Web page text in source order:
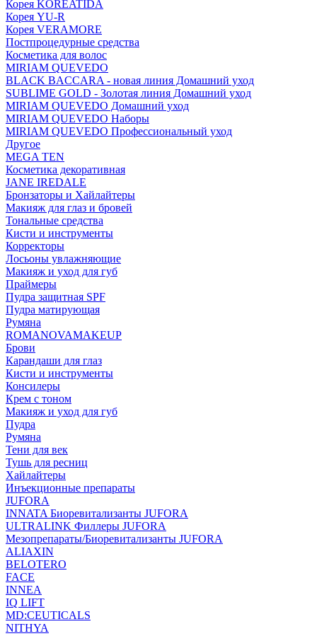
Корея KOREATIDA
Корея YU-R
Корея VERAMORE
Постпроцедурные средства
Косметика для волос
MIRIAM QUEVEDO
BLACK BACCARA - новая линия Домашний уход
SUBLIME GOLD - Золотая линия Домашний уход
MIRIAM QUEVEDO Домашний уход
MIRIAM QUEVEDO Наборы
MIRIAM QUEVEDO Профессиональный уход
Другое
MEGA TEN
Косметика декоративная
JANE IREDALE
Бронзаторы и Хайлайтеры
Макияж для глаз и бровей
Тональные средства
Кисти и инструменты
Корректоры
Лосьоны увлажняющие
Макияж и уход для губ
Праймеры
Пудра защитная SPF
Пудра матирующая
Румяна
ROMANOVAMAKEUP
Брови
Карандаши для глаз
Кисти и инструменты
Консилеры
Крем с тоном
Макияж и уход для губ
Пудра
Румяна
Тени для век
Тушь для ресниц
Хайлайтеры
Инъекционные препараты
JUFORA
INNATA Биоревитализанты JUFORA
ULTRALINK Филлеры JUFORA
Мезопрепараты/Биоревитализанты JUFORA
ALIAXIN
BELOTERO
FACE
INNEA
IQ LIFT
MD:CEUTICALS
NITHYA